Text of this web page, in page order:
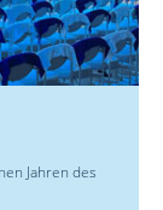
Jahren des